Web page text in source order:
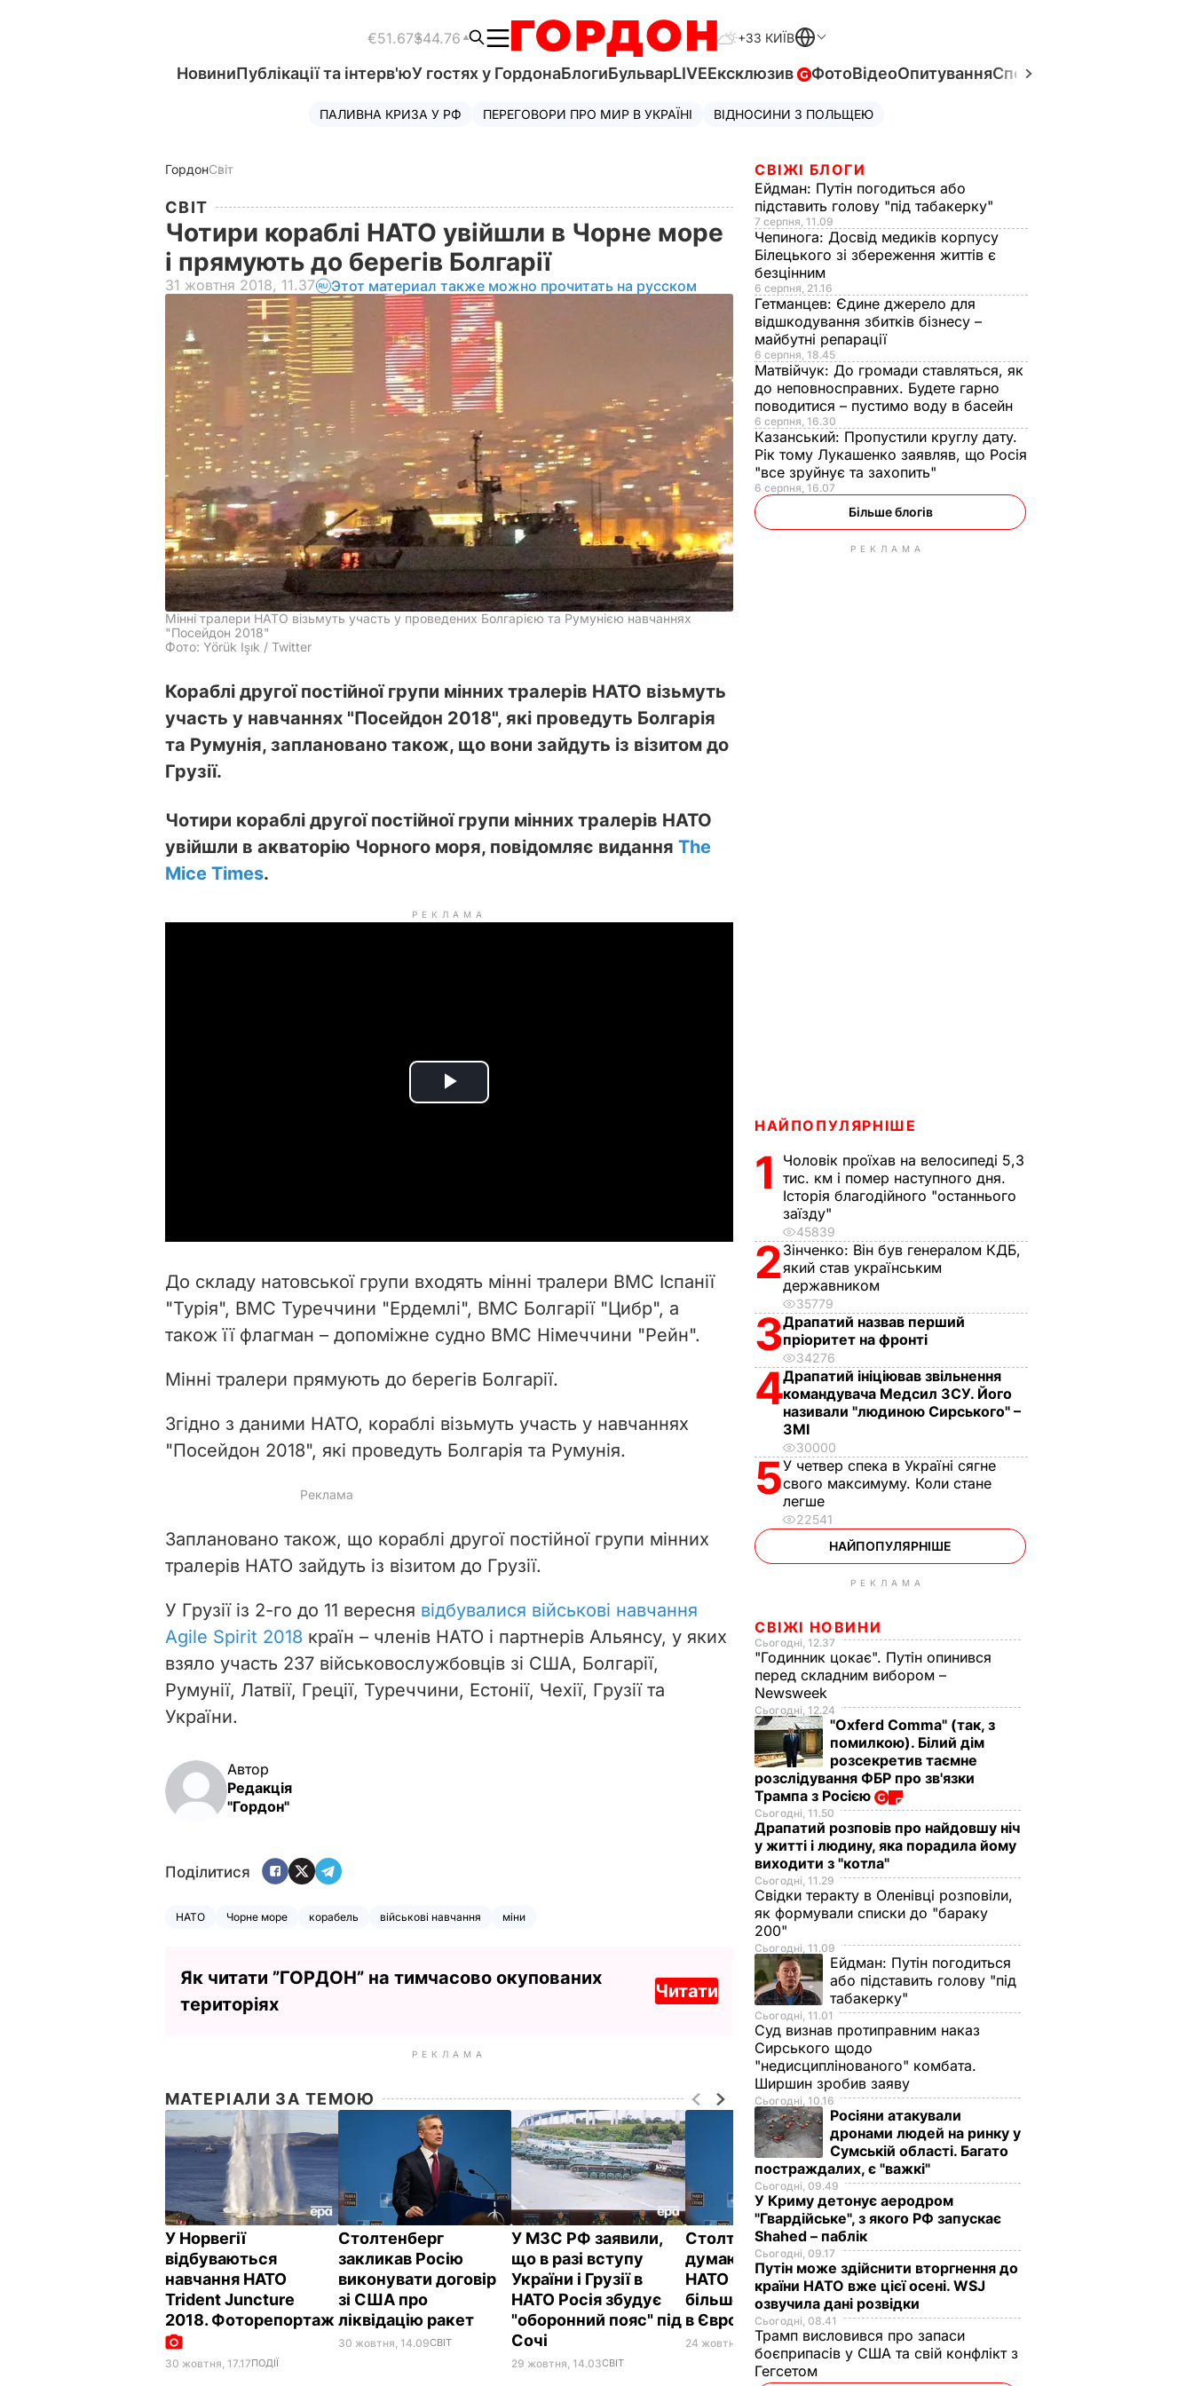
€51.67$44.76 +33 КИЇВ
НовиниПублікації та інтерв'юУ гостях у ГордонаБлогиБульварLIVEЕксклюзив ФотоВідеоОпитуванняСпецпроєкти
ПАЛИВНА КРИЗА У РФ ПЕРЕГОВОРИ ПРО МИР В УКРАЇНІ ВІДНОСИНИ З ПОЛЬЩЕЮ
ГордонСвіт
СВІТ
Чотири кораблі НАТО увійшли в Чорне море
і прямують до берегів Болгарії
31 жовтня 2018, 11.37 Этот материал также можно прочитать на русском
Мінні тралери НАТО візьмуть участь у проведених Болгарією та Румунією навчаннях
"Посейдон 2018"
Фото: Yörük Işık / Twitter
Кораблі другої постійної групи мінних тралерів НАТО візьмуть
участь у навчаннях "Посейдон 2018", які проведуть Болгарія
та Румунія, заплановано також, що вони зайдуть із візитом до
Грузії.
Чотири кораблі другої постійної групи мінних тралерів НАТО
увійшли в акваторію Чорного моря, повідомляє видання The
Mice Times.
РЕКЛАМА
P
i
d
e
o
До складу натовської групи входять мінні тралери ВМС Іспанії
"Турія", ВМС Туреччини "Ердемлі", ВМС Болгарії "Цибр", а
також її флагман – допоміжне судно ВМС Німеччини "Рейн".
Мінні тралери прямують до берегів Болгарії.
Згідно з даними НАТО, кораблі візьмуть участь у навчаннях
"Посейдон 2018", які проведуть Болгарія та Румунія.
Заплановано також, що кораблі другої постійної групи мінних
тралерів НАТО зайдуть із візитом до Грузії.
У Грузії із 2-го до 11 вересня відбувалися військові навчання
Agile Spirit 2018 країн – членів НАТО і партнерів Альянсу, у яких
взяло участь 237 військовослужбовців зі США, Болгарії,
Румунії, Латвії, Греції, Туреччини, Естонії, Чехії, Грузії та
України.
Автор
Редакція
"Гордон"
Поділитися
НАТО Чорне море корабель військові навчання міни
Як читати ”ГОРДОН” на тимчасово окупованих
територіях
Читати
РЕКЛАМА
МАТЕРІАЛИ ЗА ТЕМОЮ
У Норвегії
відбуваються
навчання НАТО
Trident Juncture
2018. Фоторепортаж
30 жовтня, 17.17ПОДІЇ
Столтенберг
закликав Росію
виконувати договір
зі США про
ліквідацію ракет
30 жовтня, 14.09СВІТ
У МЗС РФ заявили,
що в разі вступу
України і Грузії в
НАТО Росія збудує
"оборонний пояс" під
Сочі
29 жовтня, 14.03СВІТ
Столтенберг: Не
думаю, що країни
НАТО розмістять
більше ядерної зброї
в Європі
24 жовтня, 22.24СВІТ
Навчання НАТО
Trident Juncture 2018
дають чіткий сигнал
потенційному
агресору –
Столтенберг
24 жовтня, 20.36 СВІТ
СВІЖІ БЛОГИ
Ейдман: Путін погодиться або
підставить голову "під табакерку"
7 серпня, 11.09
Чепинога: Досвід медиків корпусу
Білецького зі збереження життів є
безцінним
6 серпня, 21.16
Гетманцев: Єдине джерело для
відшкодування збитків бізнесу –
майбутні репарації
6 серпня, 18.45
Матвійчук: До громади ставляться, як
до неповносправних. Будете гарно
поводитися – пустимо воду в басейн
6 серпня, 16.30
Казанський: Пропустили круглу дату.
Рік тому Лукашенко заявляв, що Росія
"все зруйнує та захопить"
6 серпня, 16.07
Більше блогів
РЕКЛАМА
НАЙПОПУЛЯРНІШЕ
1
Чоловік проїхав на велосипеді 5,3
тис. км і помер наступного дня.
Історія благодійного "останнього
заїзду"
45839
2 Зінченко: Він був генералом КДБ,
який став українським
державником
35779
3Драпатий назвав перший
пріоритет на фронті
34276
4Драпатий ініціював звільнення
командувача Медсил ЗСУ. Його
називали "людиною Сирського" –
ЗМІ
30000
5У четвер спека в Україні сягне
свого максимуму. Коли стане
легше
22541
НАЙПОПУЛЯРНІШЕ
РЕКЛАМА
СВІЖІ НОВИНИ
Сьогодні, 12.37
"Годинник цокає". Путін опинився
перед складним вибором –
Newsweek
Сьогодні, 12.24
"Oxferd Comma" (так, з
помилкою). Білий дім
розсекретив таємне
розслідування ФБР про зв'язки
Трампа з Росією
Сьогодні, 11.50
Драпатий розповів про найдовшу ніч
у житті і людину, яка порадила йому
виходити з "котла"
Сьогодні, 11.29
Свідки теракту в Оленівці розповіли,
як формували списки до "бараку
200"
Сьогодні, 11.09
Ейдман: Путін погодиться
або підставить голову "під
табакерку"
Сьогодні, 11.01
Суд визнав протиправним наказ
Сирського щодо
"недисциплінованого" комбата.
Ширшин зробив заяву
Сьогодні, 10.16
Росіяни атакували
дронами людей на ринку у
Сумській області. Багато
постраждалих, є "важкі"
Сьогодні, 09.49
У Криму детонує аеродром
"Гвардійське", з якого РФ запускає
Shahed – паблік
Сьогодні, 09.17
Путін може здійснити вторгнення до
країни НАТО вже цієї осені. WSJ
озвучила дані розвідки
Сьогодні, 08.41
Трамп висловився про запаси
боєприпасів у США та свій конфлікт з
Гегсетом